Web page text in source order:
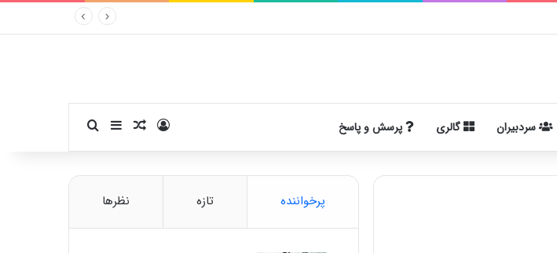
سردبیران گالری پرسش و پاسخ ورودنوشته تصادفی
سایدبارجستجو برای
پرخواننده تازه نظرها